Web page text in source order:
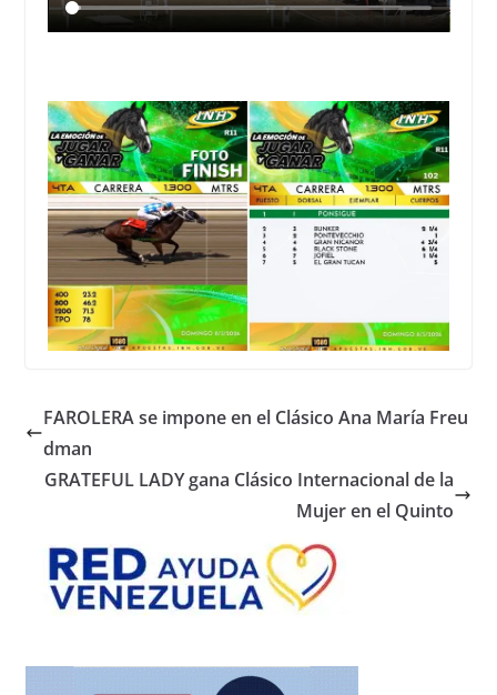
FAROLERA se impone en el Clásico Ana María Freu
dman
GRATEFUL LADY gana Clásico Internacional de la
Mujer en el Quinto